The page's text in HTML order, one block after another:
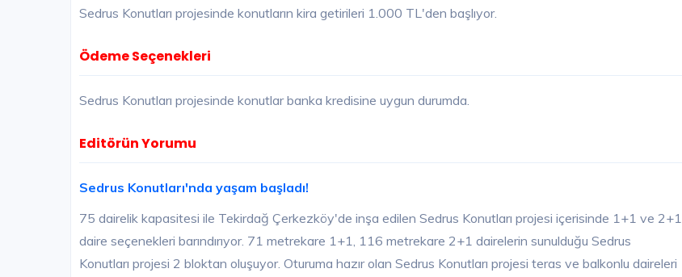
Sedrus Konutları projesinde konutların kira getirileri 1.000 TL'den başlıyor.
Ödeme Seçenekleri
Sedrus Konutları projesinde konutlar banka kredisine uygun durumda.
Editörün Yorumu
Sedrus Konutları'nda yaşam başladı!
75 dairelik kapasitesi ile Tekirdağ Çerkezköy'de inşa edilen Sedrus Konutları projesi içerisinde 1+1 ve 2+1
daire seçenekleri barındırıyor. 71 metrekare 1+1, 116 metrekare 2+1 dairelerin sunulduğu Sedrus
Konutları projesi 2 bloktan oluşuyor. Oturuma hazır olan Sedrus Konutları projesi teras ve balkonlu daireleri